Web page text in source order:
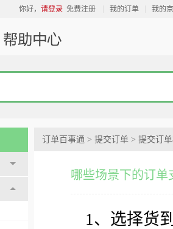
你好， 请登录 免费注册 我的订单 我的
订单百事通 > 提交订单 > 提交订
哪些场景下的订单
1、选择货